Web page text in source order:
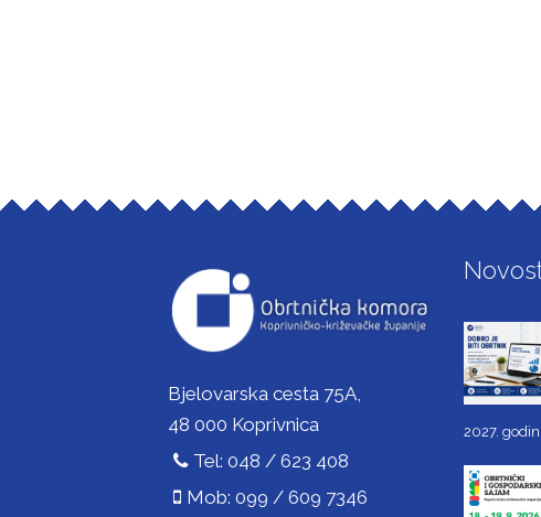
Bjelovarska cesta 75A,
48 000 Koprivnica
Tel: 048 / 623 408
Mob: 099 / 609 7346
2027. godini